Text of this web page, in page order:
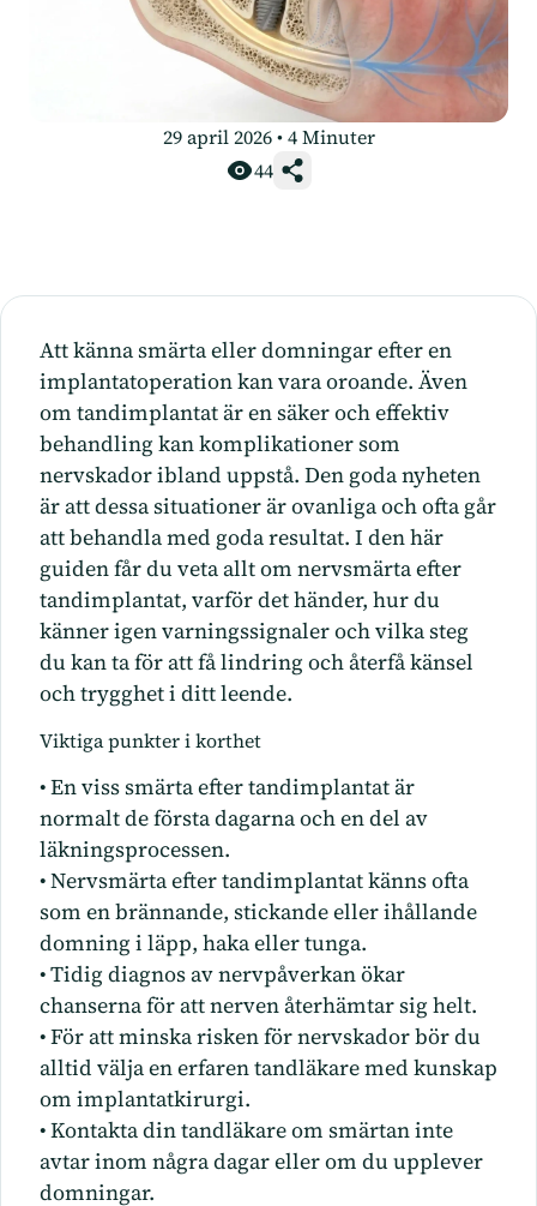
29 april 2026 • 4 Minuter
44
Att känna smärta eller domningar efter en
implantatoperation kan vara oroande. Även
om tandimplantat är en säker och effektiv
behandling kan komplikationer som
nervskador ibland uppstå. Den goda nyheten
är att dessa situationer är ovanliga och ofta går
att behandla med goda resultat. I den här
guiden får du veta allt om nervsmärta efter
tandimplantat, varför det händer, hur du
känner igen varningssignaler och vilka steg
du kan ta för att få lindring och återfå känsel
och trygghet i ditt leende.
Viktiga punkter i korthet
• En viss smärta efter tandimplantat är
normalt de första dagarna och en del av
läkningsprocessen.
• Nervsmärta efter tandimplantat känns ofta
som en brännande, stickande eller ihållande
domning i läpp, haka eller tunga.
• Tidig diagnos av nervpåverkan ökar
chanserna för att nerven återhämtar sig helt.
• För att minska risken för nervskador bör du
alltid välja en erfaren tandläkare med kunskap
om implantatkirurgi.
• Kontakta din tandläkare om smärtan inte
avtar inom några dagar eller om du upplever
domningar.